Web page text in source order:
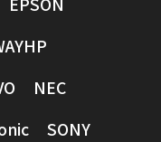
HP
NEC
SONY